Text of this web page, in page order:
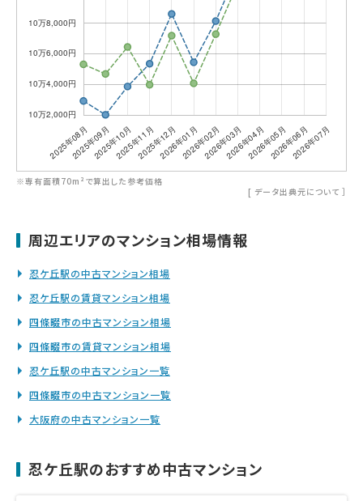
※専有面積70m²で算出した参考価格
[ データ出典元について ］
周辺エリアのマンション相場情報
忍ケ丘駅の中古マンション相場
忍ケ丘駅の賃貸マンション相場
四條畷市の中古マンション相場
四條畷市の賃貸マンション相場
忍ケ丘駅の中古マンション一覧
四條畷市の中古マンション一覧
大阪府の中古マンション一覧
忍ケ丘駅のおすすめ中古マンション